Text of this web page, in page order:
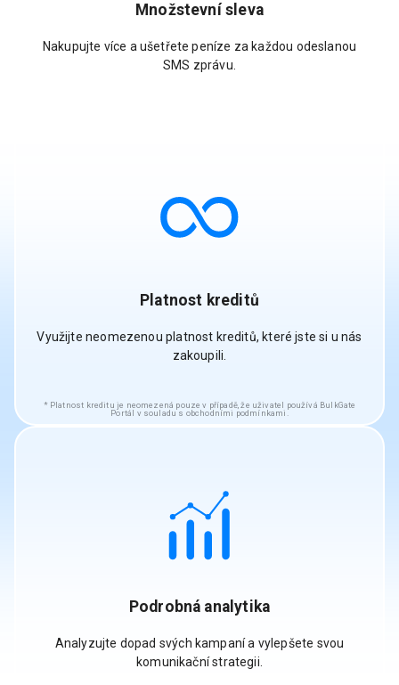
Množstevní sleva
Nakupujte více a ušetřete peníze za každou odeslanou
SMS zprávu.
Platnost kreditů
Využijte neomezenou platnost kreditů, které jste si u nás
zakoupili.
Platnost kreditu je neomezená pouze v případě, že uživatel používá BulkGate
Portál v souladu s obchodními podmínkami.
Podrobná analytika
Analyzujte dopad svých kampaní a vylepšete svou
komunikační strategii.